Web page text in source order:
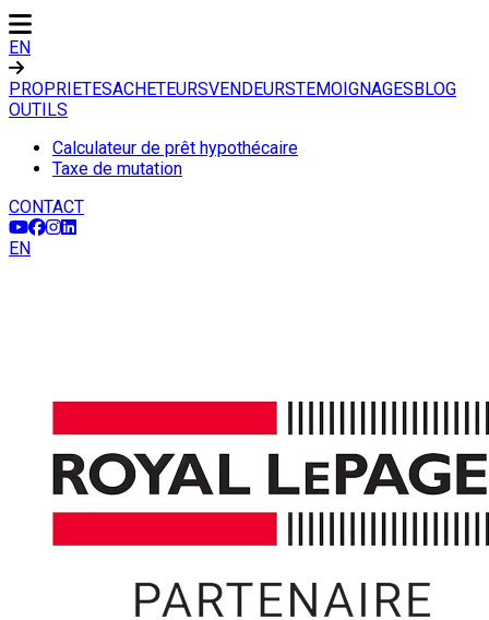
EN
PROPRIETESACHETEURSVENDEURSTEMOIGNAGESBLOG
OUTILS
Calculateur de prêt hypothécaire
Taxe de mutation
CONTACT
EN